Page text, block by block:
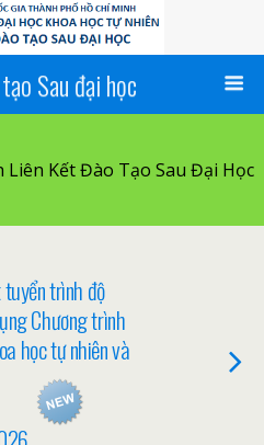
Sau đại học
Kết Đào Tạo Sau Đại Học
trình độ
Chương trình
học tự nhiên và